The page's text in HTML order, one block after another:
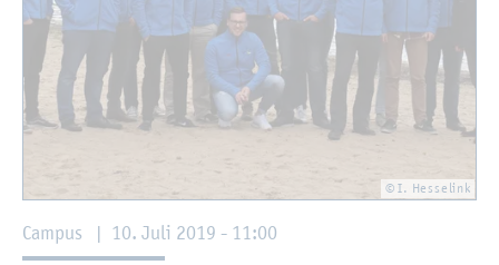
© I. Hes­se­link
Cam­pus | 10. Juli 2019 - 11:00